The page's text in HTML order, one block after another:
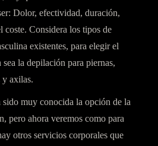
Dolor, efectividad, duración,
coste. Considera los tipos de
existentes, para elegir el
la depilación para piernas,
y axilas.
sido muy conocida la opción de la
pero ahora veremos como para
otros servicios corporales que